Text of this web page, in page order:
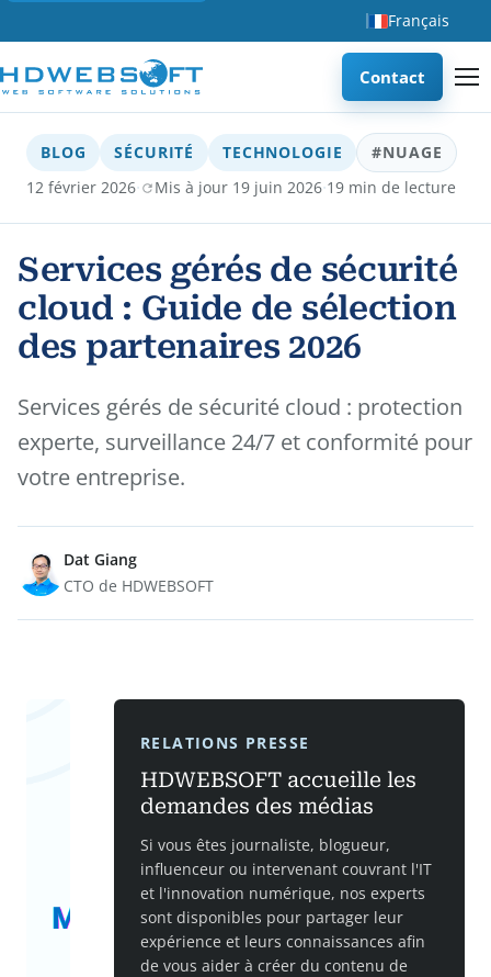
Français
Contact
BLOG SÉCURITÉ TECHNOLOGIE
#NUAGE
12 février 2026· Mis à jour 19 juin 2026·19 min de lecture
Services gérés de sécurité
cloud : Guide de sélection
des partenaires 2026
Services gérés de sécurité cloud : protection
experte, surveillance 24/7 et conformité pour
votre entreprise.
Dat Giang
CTO de HDWEBSOFT
RELATIONS PRESSE
HDWEBSOFT accueille les
demandes des médias
Si vous êtes journaliste, blogueur,
influenceur ou intervenant couvrant l'IT
et l'innovation numérique, nos experts
sont disponibles pour partager leur
expérience et leurs connaissances afin
de vous aider à créer du contenu de